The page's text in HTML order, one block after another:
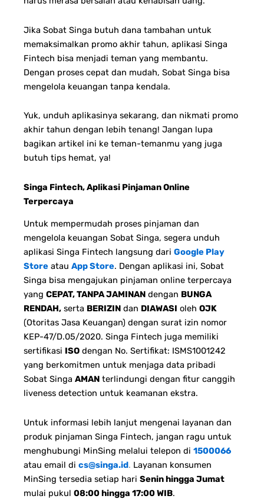
Jika Sobat Singa butuh dana tambahan untuk
memaksimalkan promo akhir tahun, aplikasi Singa
Fintech bisa menjadi teman yang membantu.
Dengan proses cepat dan mudah, Sobat Singa bisa
mengelola keuangan tanpa kendala.
Yuk, unduh aplikasinya sekarang, dan nikmati promo
akhir tahun dengan lebih tenang! Jangan lupa
bagikan artikel ini ke teman-temanmu yang juga
butuh tips hemat, ya!
Singa Fintech, Aplikasi Pinjaman Online
Terpercaya
Untuk mempermudah proses pinjaman dan
mengelola keuangan Sobat Singa, segera unduh
aplikasi Singa Fintech langsung dari Google Play
Store atau App Store. Dengan aplikasi ini, Sobat
Singa bisa mengajukan pinjaman online terpercaya
yang CEPAT, TANPA JAMINAN dengan BUNGA
RENDAH, serta BERIZIN dan DIAWASI oleh OJK
(Otoritas Jasa Keuangan) dengan surat izin nomor
KEP-47/D.05/2020. Singa Fintech juga memiliki
sertifikasi ISO dengan No. Sertifikat: ISMS1001242
yang berkomitmen untuk menjaga data pribadi
Sobat Singa AMAN terlindungi dengan fitur canggih
liveness detection untuk keamanan ekstra.
Untuk informasi lebih lanjut mengenai layanan dan
produk pinjaman Singa Fintech, jangan ragu untuk
menghubungi MinSing melalui telepon di 1500066
atau email di cs@singa.id. Layanan konsumen
MinSing tersedia setiap hari Senin hingga Jumat
mulai pukul 08:00 hingga 17:00 WIB.